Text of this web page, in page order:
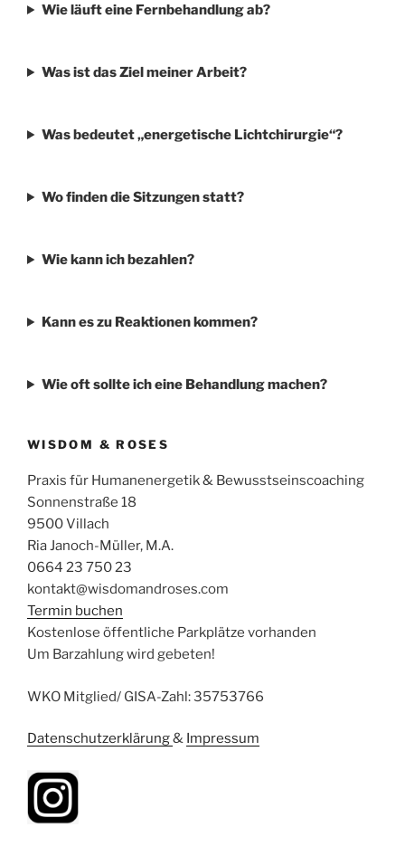
Wie läuft eine Fernbehandlung ab?
Was ist das Ziel meiner Arbeit?
Was bedeutet „energetische Lichtchirurgie“?
Wo finden die Sitzungen statt?
Wie kann ich bezahlen?
Kann es zu Reaktionen kommen?
Wie oft sollte ich eine Behandlung machen?
WISDOM & ROSES
Praxis für Humanenergetik & Bewusstseinscoaching
Sonnenstraße 18
9500 Villach
Ria Janoch-Müller, M.A.
0664 23 750 23
kontakt@wisdomandroses.com
Termin buchen
Kostenlose öffentliche Parkplätze vorhanden
Um Barzahlung wird gebeten!
WKO Mitglied/ GISA-Zahl: 35753766
Datenschutzerklärung& Impressum